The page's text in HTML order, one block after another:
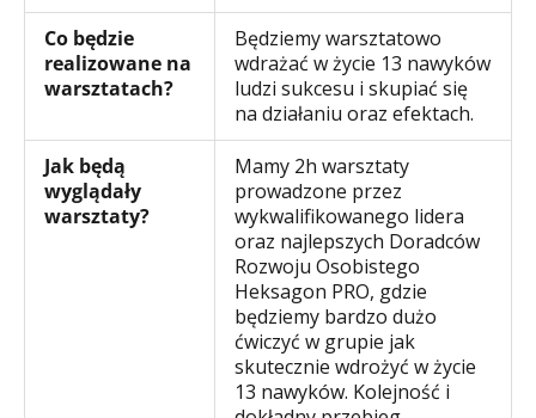
Co będzie
realizowane na
warsztatach?
Będziemy warsztatowo
wdrażać w życie 13 nawyków
ludzi sukcesu i skupiać się
na działaniu oraz efektach.
Jak będą
wyglądały
warsztaty?
Mamy 2h warsztaty
prowadzone przez
wykwalifikowanego lidera
oraz najlepszych Doradców
Rozwoju Osobistego
Heksagon PRO, gdzie
będziemy bardzo dużo
ćwiczyć w grupie jak
skutecznie wdrożyć w życie
13 nawyków. Kolejność i